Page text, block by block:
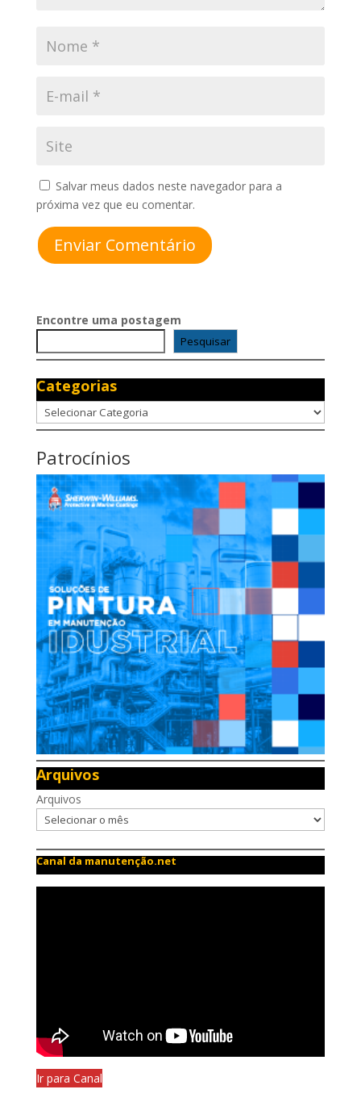
Salvar meus dados neste navegador para a
próxima vez que eu comentar.
Enviar Comentário
Encontre uma postagem
Pesquisar
Categorias
Categorias
Patrocínios
Arquivos
Arquivos
Canal da manutenção.net
Ir para Canal